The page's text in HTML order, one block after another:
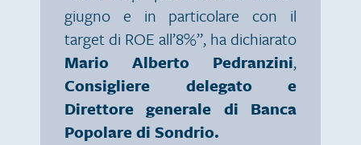
giugno e in particolare con il
target di ROE all’8%”, ha dichiarato
Mario
Alberto Pedranzini,
Consigliere delegato e
Direttore generale di Banca
Popolare di Sondrio.